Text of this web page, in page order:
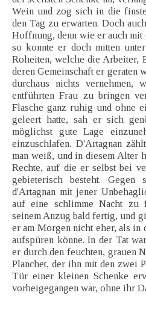
Wein und zog sich in die
den Tag zu erwarten. Doch
Hoffnung, denn wie er auch mit
so konnte er doch mitten
Roheiten, welche die Arbeiter,
deren Gemeinschaft er geraten
durchaus nichts
entführten Frau zu bringen
Flasche ganz ruhig und ohne
geleert hatte, sah er sich
möglichst gute Lage
einzuschlafen. D'Artagnan
man weiß, und in diesem Alter
Rechte, auf die er selbst bei
gebieterisch besteht.
d'Artagnan mit jener
auf eine schlimme Nacht
seinem Anzug bald fertig, und
er am Morgen nicht eher, als in
aufspüren könne. In der Tat
er durch den feuchten, grauen
Planchet, der ihn mit den zwei
Tür einer kleinen Schenke
vorbeigegangen war, ohne ihr